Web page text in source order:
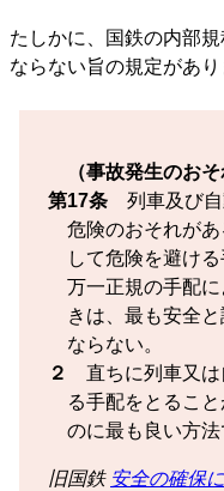
たしかに、国鉄の内部
ならない旨の規定があり
（事故発生のお
第17条 列車及び自
危険のおそれが
して危険を避け
万一正規の手配
きは、最も安全
ならない。
２
直ちに列車又は
る手配をとるこ
のに最も良い方法
旧国鉄 安全の確保